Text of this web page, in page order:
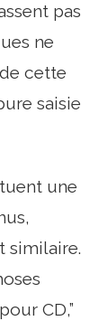
pas
ne
cette
saisie
une
similaire.
CD,”